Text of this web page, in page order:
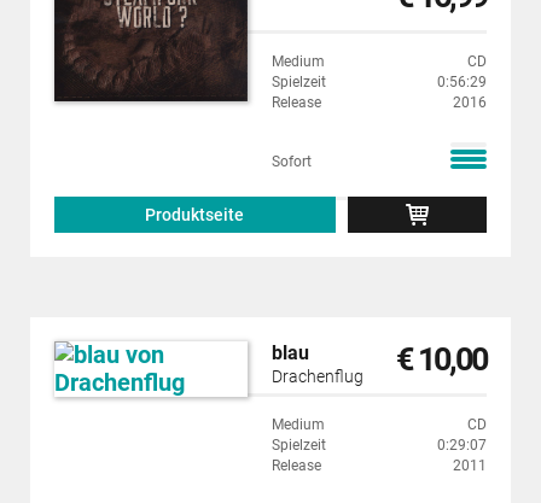
Medium
CD
Spielzeit
0:56:29
Release
2016
Sofort
Produktseite
blau
Drachenflug € 10,00
Medium
CD
Spielzeit
0:29:07
Release
2011